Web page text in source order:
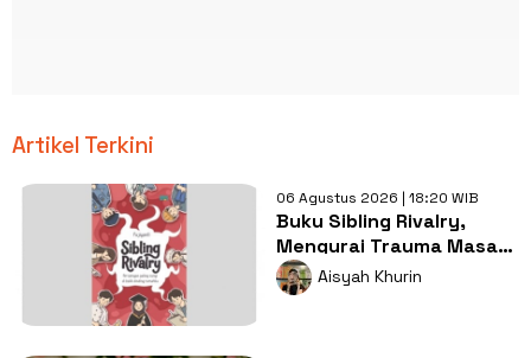
Artikel Terkini
06 Agustus 2026 | 18:20 WIB
Buku Sibling Rivalry,
Mengurai Trauma Masa
Kecil dan Persaingan
Antarsaudara
Aisyah Khurin